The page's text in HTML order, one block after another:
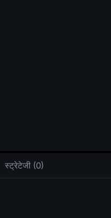
स्ट्रेटेजी (0)